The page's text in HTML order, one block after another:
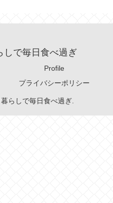
しで毎日食べ過ぎ
Profile
プライバシーポリシー
らしで毎日食べ過ぎ.